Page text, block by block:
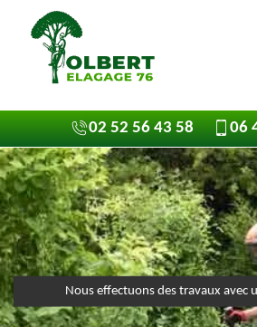
02 52 56 43 58 06
Nous effectuons des travaux avec